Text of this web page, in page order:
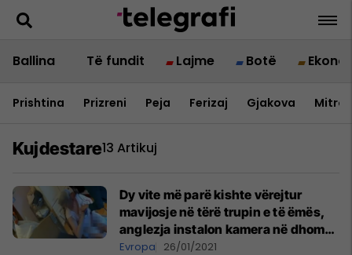
Ballina Të fundit Lajme Botë
Prishtina Prizreni Peja Ferizaj Gjakova
Kujdestare13 Artikuj
Dy vite më parë kishte vërejtur
mavijosje në tërë trupin e të ëmës,
anglezja instalon kamera në dhomë
– habitet nga dhuna e kujdestares
Evropa 26/01/2021